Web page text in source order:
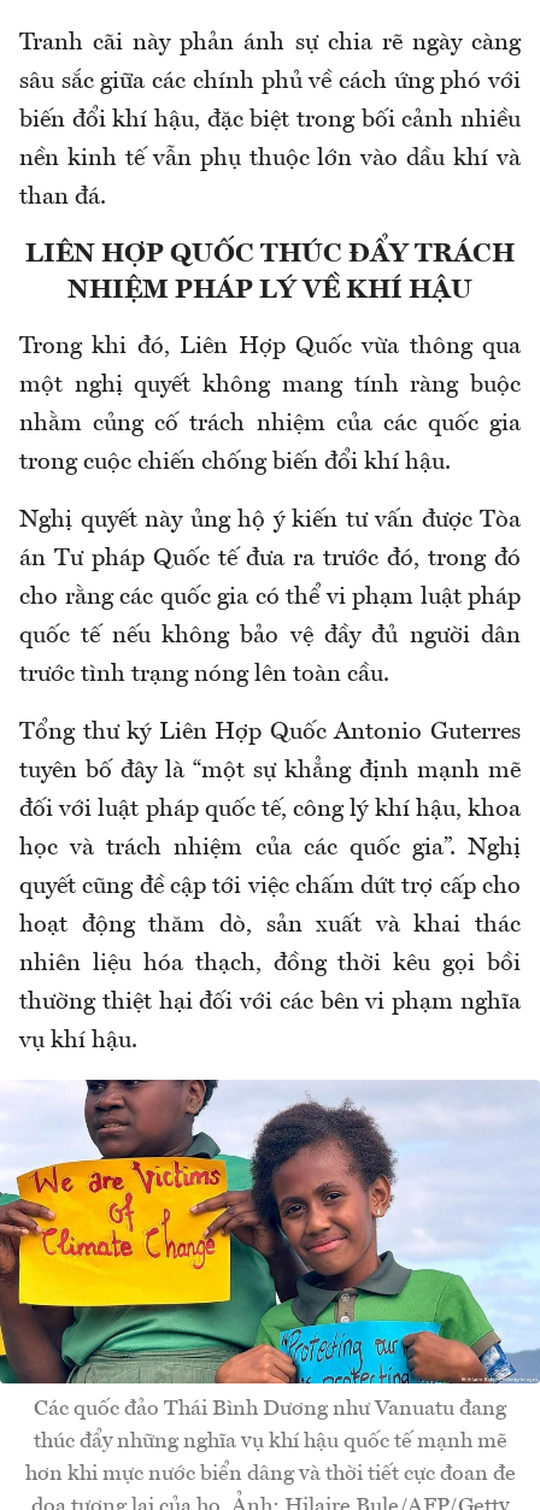
Tranh cãi này phản ánh sự chia rẽ ngày càng
sâu sắc giữa các chính phủ về cách ứng phó với
biến đổi khí hậu, đặc biệt trong bối cảnh nhiều
nền kinh tế vẫn phụ thuộc lớn vào dầu khí và
than đá.
LIÊN HỢP QUỐC THÚC ĐẨY TRÁCH
NHIỆM PHÁP LÝ VỀ KHÍ HẬU
Trong khi đó, Liên Hợp Quốc vừa thông qua
một nghị quyết không mang tính ràng buộc
nhằm củng cố trách nhiệm của các quốc gia
trong cuộc chiến chống biến đổi khí hậu.
Nghị quyết này ủng hộ ý kiến tư vấn được Tòa
án Tư pháp Quốc tế đưa ra trước đó, trong đó
cho rằng các quốc gia có thể vi phạm luật pháp
quốc tế nếu không bảo vệ đầy đủ người dân
trước tình trạng nóng lên toàn cầu.
Tổng thư ký Liên Hợp Quốc Antonio Guterres
tuyên bố đây là “một sự khẳng định mạnh mẽ
đối với luật pháp quốc tế, công lý khí hậu, khoa
học và trách nhiệm của các quốc gia”. Nghị
quyết cũng đề cập tới việc chấm dứt trợ cấp cho
hoạt động thăm dò, sản xuất và khai thác
nhiên liệu hóa thạch, đồng thời kêu gọi bồi
thường thiệt hại đối với các bên vi phạm nghĩa
vụ khí hậu.
Các quốc đảo Thái Bình Dương như Vanuatu đang
thúc đẩy những nghĩa vụ khí hậu quốc tế mạnh mẽ
hơn khi mực nước biển dâng và thời tiết cực đoan đe